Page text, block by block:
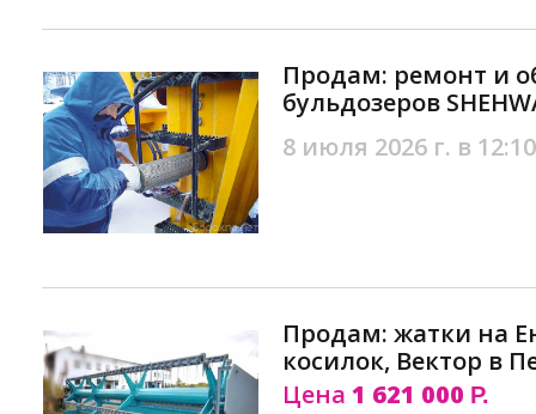
Продам: ремонт и
бульдозеров
8 июля 2026 г. в 12:10
Продам: жатки на
косилок, Вектор в
Цена 1 621 000 Р.